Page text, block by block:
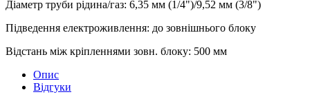
Діаметр труби рідина/газ: 6,35 мм (1/4")/9,52 мм (3/8")
Підведення електроживлення: до зовнішнього блоку
Відстань між кріпленнями зовн. блоку: 500 мм
Опис
Відгуки